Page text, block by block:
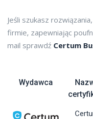
Jeśli szukasz
firmie, zapewniając
mail sprawdź Certum
Wydawca